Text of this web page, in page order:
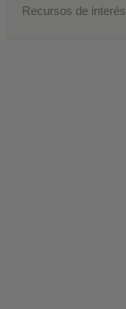
Recursos de interés